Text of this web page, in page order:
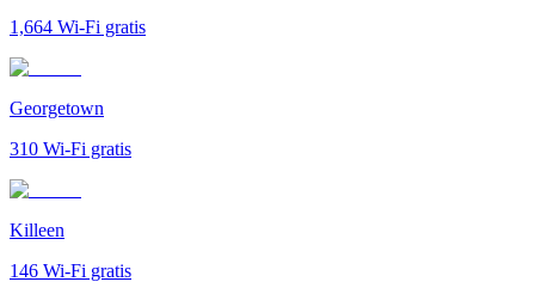
1,664 Wi-Fi gratis
Georgetown
310 Wi-Fi gratis
Killeen
146 Wi-Fi gratis